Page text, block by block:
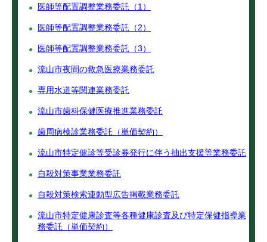
医師等配置調整業務委託（1）
医師等配置調整業務委託（2）
医師等配置調整業務委託（3）
流山市夜間の救急医療業務委託
専用水道等関連業務委託
流山市歯科保健医療推進業務委託
歯周病検診業務委託（単価契約）
流山市特定健診等受診券発行に伴う抽出支援等業務委託
自殺対策事業業務委託
自殺対策検索連動型広告掲載業務委託
流山市特定健康診査等各種健康診査及び特定保健指導業
務委託（単価契約）